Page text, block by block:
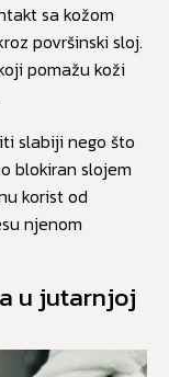
sa kožom
površinski sloj.
pomažu koži
slabiji nego što
blokiran slojem
korist od
njenom
u jutarnjoj